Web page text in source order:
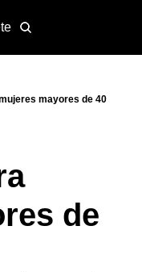
mayores de 40
de